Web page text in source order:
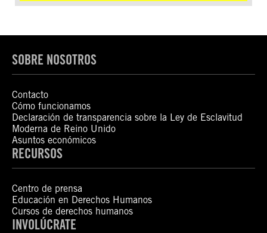
SOBRE NOSOTROS
Contacto
Cómo funcionamos
Declaración de transparencia sobre la Ley de Esclavitud
Moderna de Reino Unido
Asuntos económicos
RECURSOS
Centro de prensa
Educación en Derechos Humanos
Cursos de derechos humanos
INVOLÚCRATE